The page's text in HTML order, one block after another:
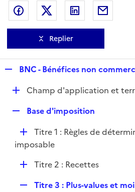
Partager sur Facebook
Partager sur Twitter
Partager sur
Replier
p
r
BNC - Bénéfices non
D
l
i
e
r
Champ d'application et
p
l
i
e
r
Base d'imposition
D
é
Titre 1 : Règles de
imposable
DTitre 2 : Recettes
Titre 3 : Plus-values et